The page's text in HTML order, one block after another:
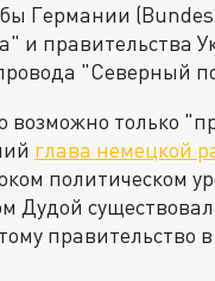
Германии
и правительства
"Северный
только
глава немецкой
политическом
Дудой
правительство